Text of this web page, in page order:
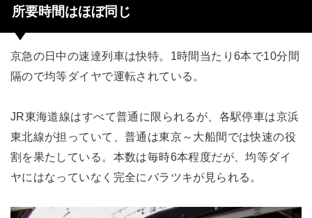
所要時間はほぼ同じ
京急の日中の速達列車は快特。1時間当たり6本で10分間
隔ので均等ダイヤで運転されている。
JR東海道線はすべて普通に限られるが、各駅停車は京浜
東北線が担っていて、普通は東京～大船間では快速の役
割を果たしている。本数は毎時6本程度だが、均等ダイ
ヤにはなっていなく完全にバラツキが見られる。